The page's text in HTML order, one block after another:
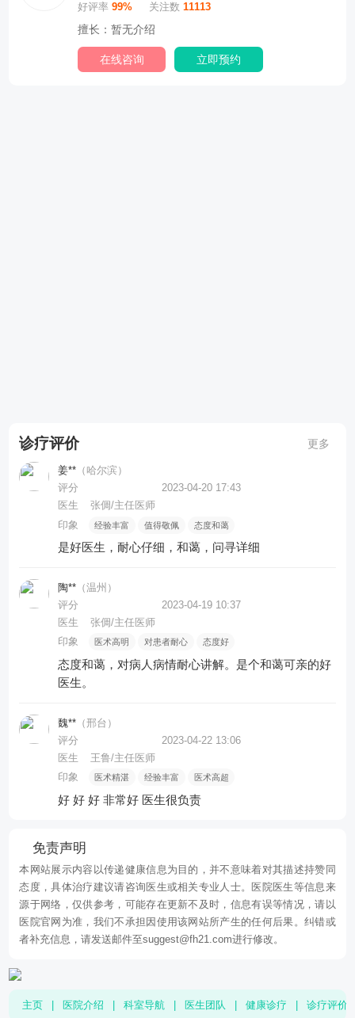
好评率99% 关注数 11113
擅长：暂无介绍
在线咨询 立即预约
诊疗评价 更多
姜**（哈尔滨）
评分
2023-04-20 17:43
医生
张倜/主任医师
印象
经验丰富 值得敬佩 态度和蔼
是好医生，耐心仔细，和蔼，问寻详细
陶**（温州）
评分
2023-04-19 10:37
医生
张倜/主任医师
印象
医术高明 对患者耐心 态度好
态度和蔼，对病人病情耐心讲解。是个和蔼可亲的好
医生。
魏**（邢台）
评分
2023-04-22 13:06
医生
王鲁/主任医师
印象
医术精湛 经验丰富 医术高超
好 好 好 非常好 医生很负责
免责声明
本网站展示内容以传递健康信息为目的，并不意味着对其描述持赞同
态度，具体治疗建议请咨询医生或相关专业人士。医院医生等信息来
源于网络，仅供参考，可能存在更新不及时，信息有误等情况，请以
医院官网为准，我们不承担因使用该网站所产生的任何后果。纠错或
者补充信息，请发送邮件至suggest@fh21.com进行修改。
主页 医院介绍 科室导航 医生团队 健康诊疗 诊疗评价